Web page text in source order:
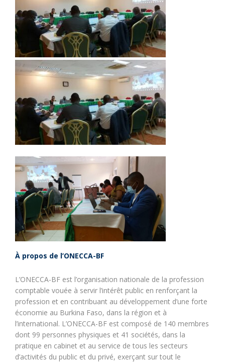
À propos de l’ONECCA-BF
L’ONECCA-BF est l’organisation nationale de la profession
comptable vouée à servir l’intérêt public en renforçant la
profession et en contribuant au développement d’une forte
économie au Burkina Faso, dans la région et à
l’international. L’ONECCA-BF est composé de 140 membres
dont 99 personnes physiques et 41 sociétés, dans la
pratique en cabinet et au service de tous les secteurs
d’activités du public et du privé, exerçant sur tout le